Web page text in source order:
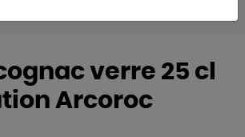
verre 25 cl
Arcoroc